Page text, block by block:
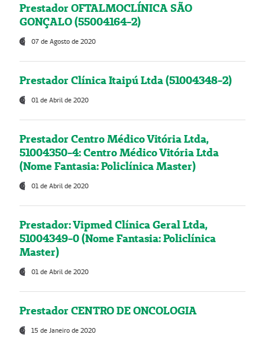
Prestador OFTALMOCLÍNICA SÃO
GONÇALO (55004164-2)
07 de Agosto de 2020
Prestador Clínica Itaipú Ltda (51004348-2)
01 de Abril de 2020
Prestador Centro Médico Vitória Ltda,
51004350-4: Centro Médico Vitória Ltda
(Nome Fantasia: Policlínica Master)
01 de Abril de 2020
Prestador: Vipmed Clínica Geral Ltda,
51004349-0 (Nome Fantasia: Policlínica
Master)
01 de Abril de 2020
Prestador CENTRO DE ONCOLOGIA
15 de Janeiro de 2020